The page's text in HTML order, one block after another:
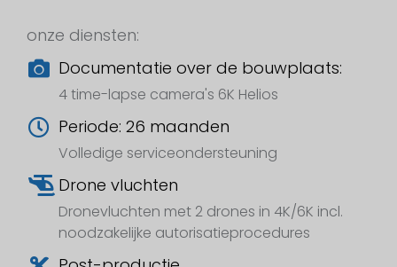
onze diensten:
Documentatie over de bouwplaats:
4 time-lapse camera's 6K Helios
Periode: 26 maanden
Volledige serviceondersteuning
Drone vluchten
Dronevluchten met 2 drones in 4K/6K incl.
noodzakelijke autorisatieprocedures